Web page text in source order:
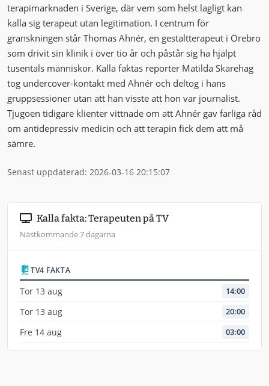
terapimarknaden i Sverige, där vem som helst lagligt kan
kalla sig terapeut utan legitimation. I centrum för
granskningen står Thomas Ahnér, en gestaltterapeut i Örebro
som drivit sin klinik i över tio år och påstår sig ha hjälpt
tusentals människor. Kalla faktas reporter Matilda Skarehag
tog undercover-kontakt med Ahnér och deltog i hans
gruppsessioner utan att han visste att hon var journalist.
Tjugoen tidigare klienter vittnade om att Ahnér gav farliga råd
om antidepressiv medicin och att terapin fick dem att må
sämre.
Senast uppdaterad: 2026-03-16 20:15:07
Kalla fakta: Terapeuten på TV
Nästkommande 7 dagarna
TV4 FAKTA
Tor 13 aug 14:00
Tor 13 aug 20:00
Fre 14 aug 03:00